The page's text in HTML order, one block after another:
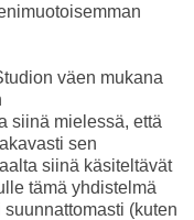
väen mukana
siinä mielessä, että
sen
siinä käsiteltävät
tämä yhdistelmä
(kuten